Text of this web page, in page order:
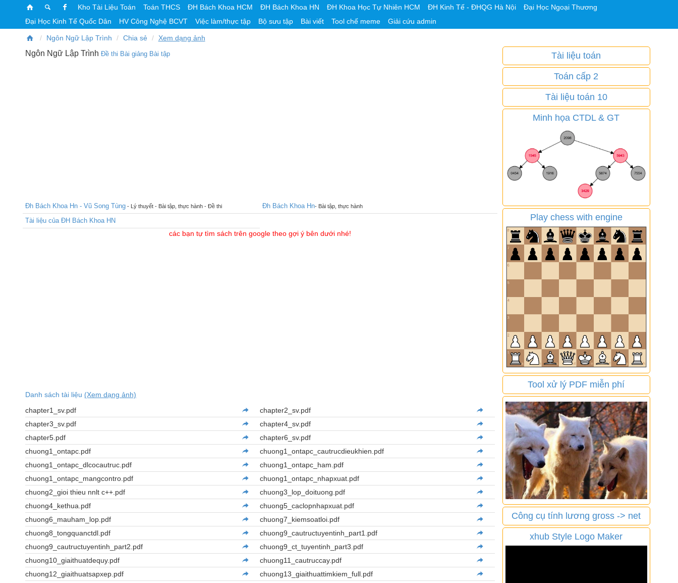
Kho Tài Liệu Toán Toán THCS ĐH Bách Khoa HCM ĐH Bách Khoa HN ĐH Khoa Học Tự Nhiên HCM ĐH Kinh Tế - ĐHQG Hà Nội
Đại Học Ngoại Thương
Đại Học Kinh Tế Quốc Dân
HV Công Nghệ BCVT Việc làm/thực tập Bộ sưu tập Bài viết Tool chế meme Giải cứu admin
Ngôn Ngữ Lập Trình Chia sẻ Xem dạng ảnh
Ngôn Ngữ Lập Trình Đề thi Bài giảng Bài tập
Đh Bách Khoa Hn - Vũ Song Tùng - Lý thuyết - Bài tập, thực hành - Đề thi Đh Bách Khoa Hn- Bài tập, thực hành
Tài liệu của ĐH Bách Khoa HN
các bạn tự tìm sách trên google theo gợi ý bên dưới nhé!
Danh sách tài liệu (Xem dạng ảnh)
chapter1_sv.pdf
chapter2_sv.pdf
chapter3_sv.pdf
chapter4_sv.pdf
chapter5.pdf
chapter6_sv.pdf
chuong1_ontapc.pdf
chuong1_ontapc_cautrucdieukhien.pdf
chuong1_ontapc_dlcocautruc.pdf
chuong1_ontapc_ham.pdf
chuong1_ontapc_mangcontro.pdf
chuong1_ontapc_nhapxuat.pdf
chuong2_gioi thieu nnlt c++.pdf
chuong3_lop_doituong.pdf
chuong4_kethua.pdf
chuong5_caclopnhapxuat.pdf
chuong6_mauham_lop.pdf
chuong7_kiemsoatloi.pdf
chuong8_tongquanctdl.pdf
chuong9_cautructuyentinh_part1.pdf
chuong9_cautructuyentinh_part2.pdf
chuong9_ct_tuyentinh_part3.pdf
chuong10_giaithuatdequy.pdf
chuong11_cautruccay.pdf
chuong12_giaithuatsapxep.pdf
chuong13_giaithuattimkiem_full.pdf
Tài liệu toán
Toán cấp 2
Tài liệu toán 10
Minh họa CTDL & GT
Play chess with engine
Tool xử lý PDF miễn phí
Công cụ tính lương gross -> net
xhub Style Logo Maker